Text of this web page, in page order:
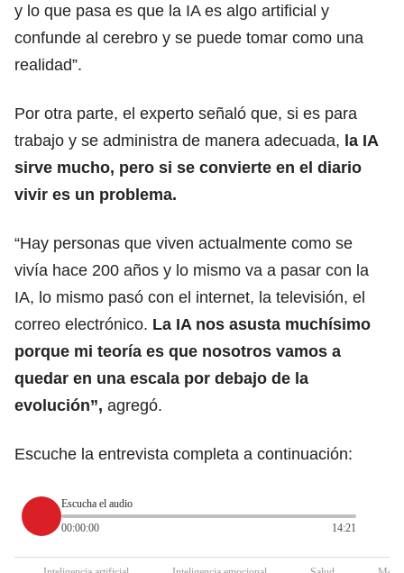
y lo que pasa es que la IA es algo artificial y
confunde al cerebro y se puede tomar como una
realidad”.
Por otra parte, el experto señaló que, si es para
trabajo y se administra de manera adecuada, la IA
sirve mucho, pero si se convierte en el diario
vivir es un problema.
“Hay personas que viven actualmente como se
vivía hace 200 años y lo mismo va a pasar con la
IA, lo mismo pasó con el internet, la televisión, el
correo electrónico. La IA nos asusta muchísimo
porque mi teoría es que nosotros vamos a
quedar en una escala por debajo de la
evolución”, agregó.
Escuche la entrevista completa a continuación:
Escucha el audio
00:00:00
14:21